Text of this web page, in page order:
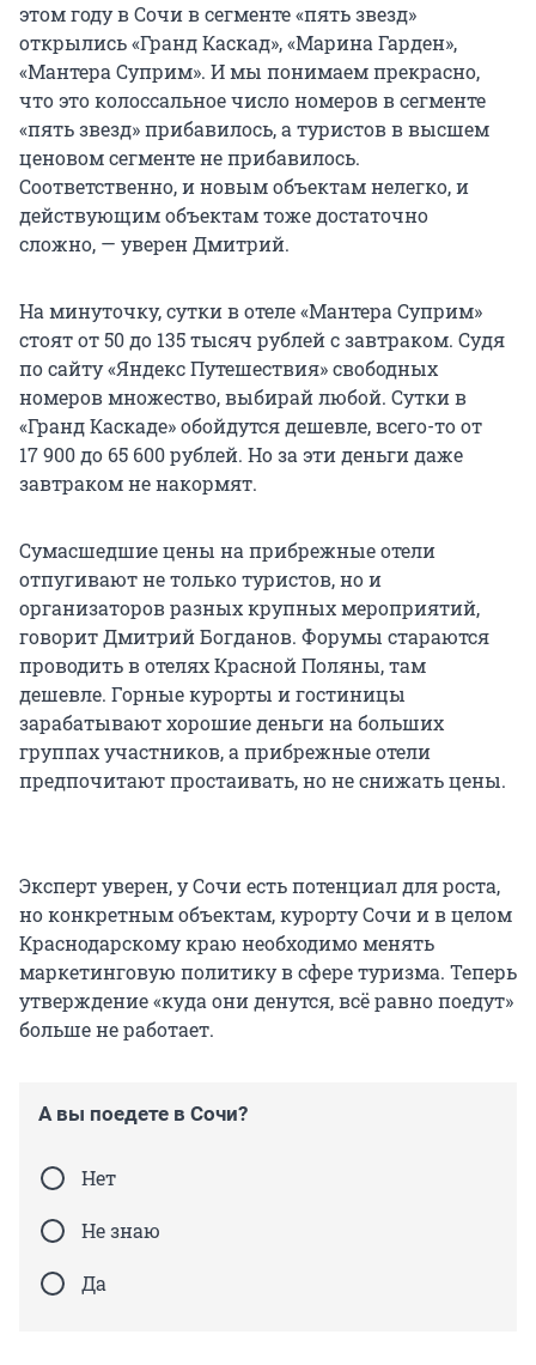
этом году в Сочи в сегменте «пять звезд»
открылись «Гранд Каскад», «Марина Гарден»,
«Мантера Суприм». И мы понимаем прекрасно,
что это колоссальное число номеров в сегменте
«пять звезд» прибавилось, а туристов в высшем
ценовом сегменте не прибавилось.
Соответственно, и новым объектам нелегко, и
действующим объектам тоже достаточно
сложно, — уверен Дмитрий.
На минуточку, сутки в отеле «Мантера Суприм»
стоят от 50 до 135 тысяч рублей с завтраком. Судя
по сайту «Яндекс Путешествия» свободных
номеров множество, выбирай любой. Сутки в
«Гранд Каскаде» обойдутся дешевле, всего-то от
17 900до 65 600рублей. Но за эти деньги даже
завтраком не накормят.
Сумасшедшие цены на прибрежные отели
отпугивают не только туристов, но и
организаторов разных крупных мероприятий,
говорит Дмитрий Богданов. Форумы стараются
проводить в отелях Красной Поляны, там
дешевле. Горные курорты и гостиницы
зарабатывают хорошие деньги на больших
группах участников, а прибрежные отели
предпочитают простаивать, но не снижать цены.
Эксперт уверен, у Сочи есть потенциал для роста,
но конкретным объектам, курорту Сочи и в целом
Краснодарскому краю необходимо менять
маркетинговую политику в сфере туризма. Теперь
утверждение «куда они денутся, всё равно поедут»
больше не работает.
А вы поедете в Сочи?
Нет
Не знаю
Да